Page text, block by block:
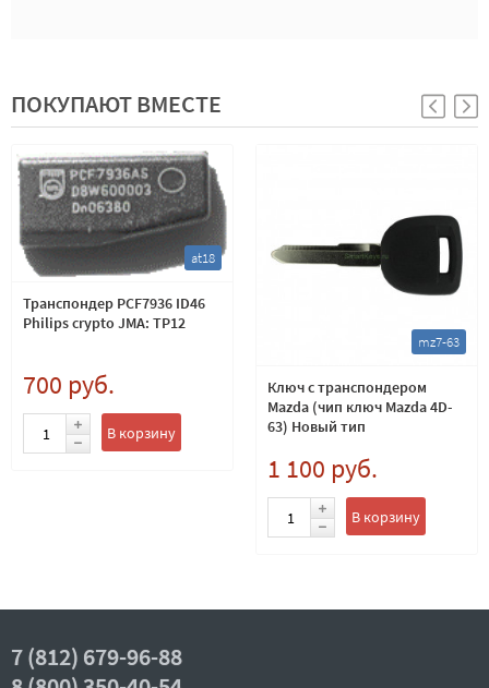
ПОКУПАЮТ ВМЕСТЕ
at18
Транспондер PCF7936 ID46
Philips crypto JMA: TP12
700 руб.
В корзину
mz7-63
Ключ с транспондером
Mazda (чип ключ Mazda 4D-
63) Новый тип
1 100 руб.
В корзину
7 (812) 679-96-88